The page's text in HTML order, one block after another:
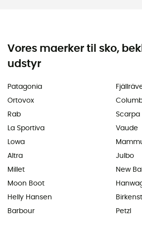
Vores maerker til sko,
udstyr
Patagonia
Ortovox
Rab
La Sportiva
Lowa
Altra
Millet
Moon Boot
Helly Hansen
Barbour
Scarpa
Vaude
Julbo
New
Petzl